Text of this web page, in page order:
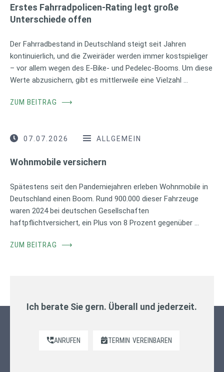
Erstes Fahrradpolicen-Rating legt große
Unterschiede offen
Der Fahrradbestand in Deutschland steigt seit Jahren
kontinuierlich, und die Zweiräder werden immer kostspieliger
– vor allem wegen des E-Bike- und Pedelec-Booms. Um diese
Werte abzusichern, gibt es mittlerweile eine Vielzahl …
ZUM BEITRAG ⟶
07.07.2026 ALLGEMEIN
Wohnmobile versichern
Spätestens seit den Pandemiejahren erleben Wohnmobile in
Deutschland einen Boom. Rund 900.000 dieser Fahrzeuge
waren 2024 bei deutschen Gesellschaften
haftpflichtversichert, ein Plus von 8 Prozent gegenüber …
ZUM BEITRAG ⟶
Ich berate Sie gern. Überall und jederzeit.
ANRUFEN TERMIN VEREINBAREN